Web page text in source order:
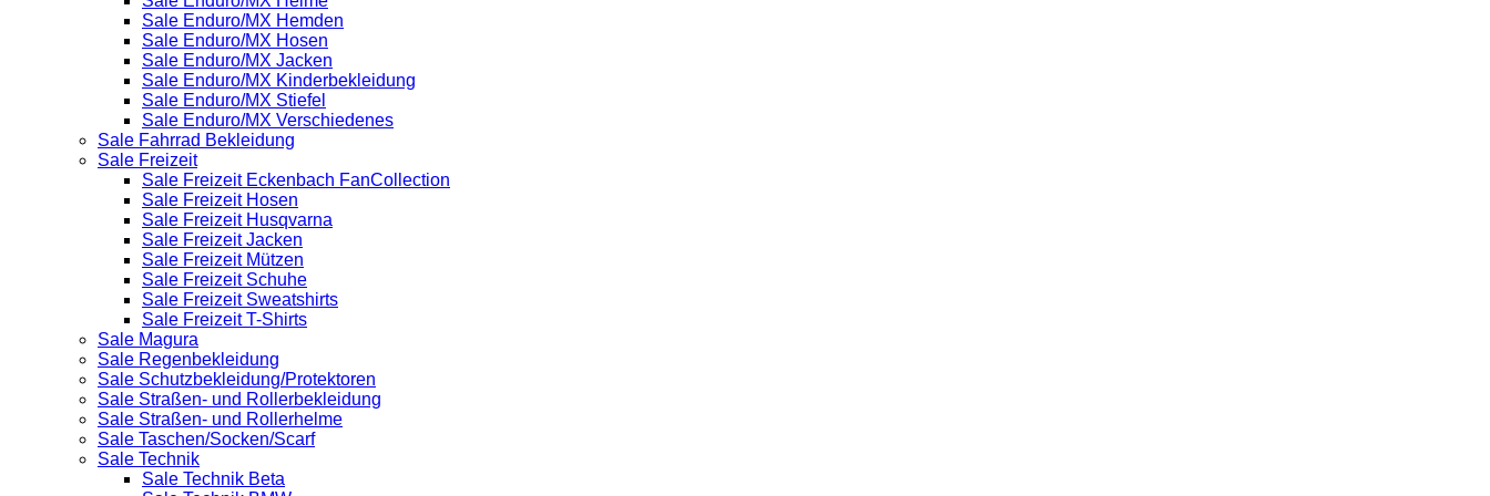
Sale Enduro/MX Hemden
Sale Enduro/MX Hosen
Sale Enduro/MX Jacken
Sale Enduro/MX Kinderbekleidung
Sale Enduro/MX Stiefel
Sale Enduro/MX Verschiedenes
Sale Fahrrad Bekleidung
Sale Freizeit
Sale Freizeit Eckenbach FanCollection
Sale Freizeit Hosen
Sale Freizeit Husqvarna
Sale Freizeit Jacken
Sale Freizeit Mützen
Sale Freizeit Schuhe
Sale Freizeit Sweatshirts
Sale Freizeit T-Shirts
Sale Magura
Sale Regenbekleidung
Sale Schutzbekleidung/Protektoren
Sale Straßen- und Rollerbekleidung
Sale Straßen- und Rollerhelme
Sale Taschen/Socken/Scarf
Sale Technik
Sale Technik Beta